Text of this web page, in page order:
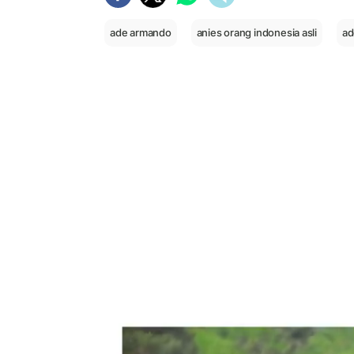
ade armando anies orang indonesia asli